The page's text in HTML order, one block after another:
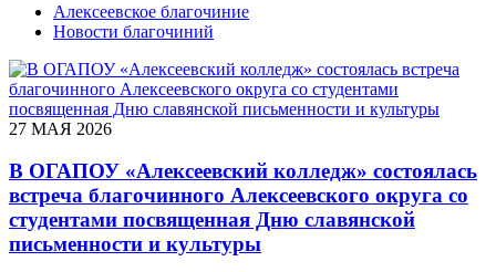
Алексеевское благочиние
Новости благочиний
27 МАЯ 2026
В ОГАПОУ «Алексеевский колледж» состоялась
встреча благочинного Алексеевского округа со
студентами посвященная Дню славянской
письменности и культуры